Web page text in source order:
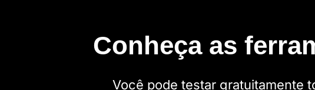
Conheça as
Você pode testar gratuitamente